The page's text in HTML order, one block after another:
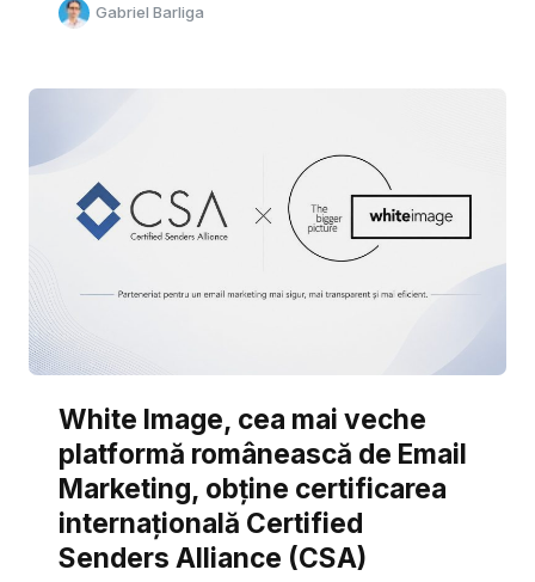
Gabriel Barliga
White Image, cea mai veche
platformă românească de Email
Marketing, obține certificarea
internațională Certified
Senders Alliance (CSA)